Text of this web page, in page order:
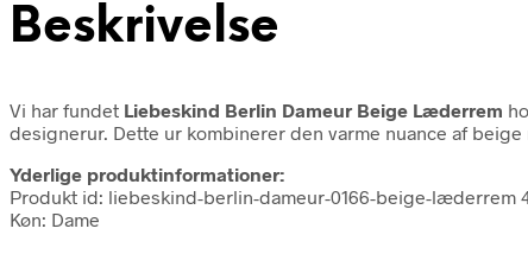
Beskrivelse
Vi har fundet Liebeskind Berlin Dameur Beige Læderrem
designerur. Dette ur kombinerer den varme nuance af
Yderlige produktinformationer:
Produkt id: liebeskind-berlin-dameur-0166-beige-læderrem
Køn: Dame